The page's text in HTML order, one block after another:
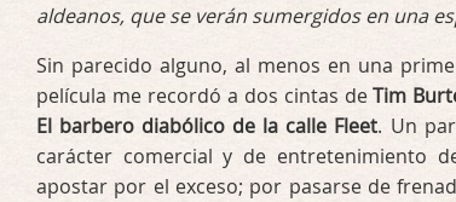
aldeanos, que se verán sumergidos en una
Sin parecido alguno, al menos en una
película me recordó a dos cintas deTim
El barbero diabólico de la calle Fleet. Un
carácter comercial y de entretenimiento
apostar por el exceso; por pasarse de